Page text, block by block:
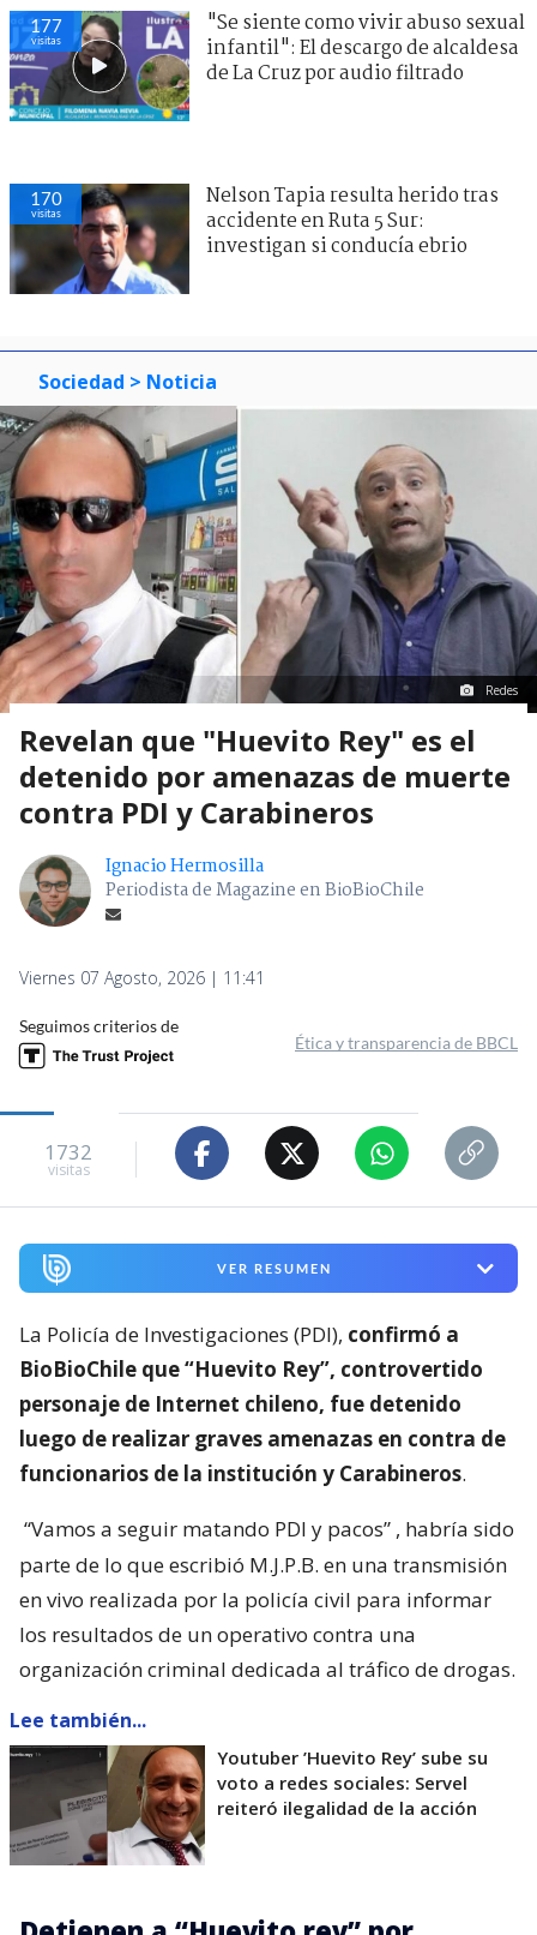
177
visitas
"Se siente como vivir abuso sexual
infantil": El descargo de alcaldesa
de La Cruz por audio filtrado
170
visitas
Nelson Tapia resulta herido tras
accidente en Ruta 5 Sur:
investigan si conducía ebrio
Sociedad > Noticia
Redes
Revelan que "Huevito Rey" es el
detenido por amenazas de muerte
contra PDI y Carabineros
Ignacio Hermosilla
Periodista de Magazine en BioBioChile
Viernes 07 Agosto, 2026 | 11:41
Seguimos criterios de
Ética y transparencia de BBCL
1732
visitas
VER RESUMEN
La Policía de Investigaciones (PDI), confirmó a
BioBioChile que “Huevito Rey”, controvertido
personaje de Internet chileno, fue detenido
luego de realizar graves amenazas en contra de
funcionarios de la institución y Carabineros.
“Vamos a seguir matando PDI y pacos” , habría sido
parte de lo que escribió M.J.P.B. en una transmisión
en vivo realizada por la policía civil para informar
los resultados de un operativo contra una
organización criminal dedicada al tráfico de drogas.
Lee también...
Youtuber ’Huevito Rey’ sube su
voto a redes sociales: Servel
reiteró ilegalidad de la acción